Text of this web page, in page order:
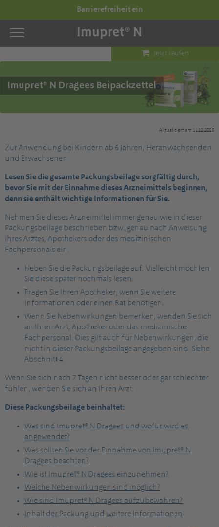
Barrierefreiheit ein
Imupret® N Dragees Beipackzettel
Aktualisiert am 11.12.2025
Zur Anwendung bei Kindern ab 6 Jahren, Heranwachsenden
und Erwachsenen
Lesen Sie die gesamte Packungsbeilage sorgfältig durch,
bevor Sie mit der Einnahme dieses Arzneimittels beginnen,
denn sie enthält wichtige Informationen für Sie.
Nehmen Sie dieses Arzneimittel immer genau wie in dieser
Packungsbeilage beschrieben bzw. genau nach Anweisung
Ihres Arztes, Apothekers oder des medizinischen
Fachpersonals ein.
Heben Sie die Packungsbeilage auf. Vielleicht möchten
Sie diese später nochmals lesen.
Fragen Sie Ihren Apotheker, wenn Sie weitere
Informationen oder einen Rat benötigen.
Wenn Sie Nebenwirkungen bemerken, wenden Sie sich
an Ihren Arzt, Apotheker oder das medizinische
Fachpersonal. Dies gilt auch für Nebenwirkungen, die
nicht in dieser Packungsbeilage angegeben sind. Siehe
Abschnitt 4.
Wenn Sie sich nach 7 Tagen nicht besser oder gar schlechter
fühlen, wenden Sie sich an Ihren Arzt.
Diese Packungsbeilage beinhaltet:
Was sind Imupret® N Dragees und wofür wird es
angewendet?
Was sollten Sie vor der Einnahme von Imupret® N
Dragees beachten?
Wie ist Imupret® N Dragees einzunehmen?
Welche Nebenwirkungen sind möglich?
Wie sind Imupret® N Dragees aufzubewahren?
Inhalt der Packung und weitere Informationen
Jetzt kaufen